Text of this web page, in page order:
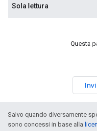
Sola lettura
Questa
Salvo quando diversamente
sono concessi in base alla